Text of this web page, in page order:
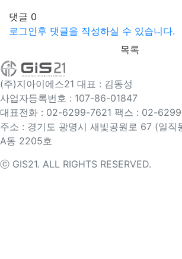
댓글 0
로그인후 댓글을 작성하실 수 있습니다.
목록
(주)지아이에스21 대표 : 김동성
사업자등록번호 : 107-86-01847
대표전화 : 02-6299-7621 팩스 : 02-
주소 : 경기도 광명시 새빛공원로 67 (일직
A동 2205호
ⓒ GIS21. ALL RIGHTS RESERVED.